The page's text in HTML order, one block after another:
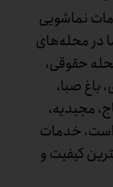
نماشویی
شما در محله‌های
حقوقی،
باغ صبا،
مجیدیه،
است، خدمات
تهران منطقه 7 را با بهترین کیفیت و